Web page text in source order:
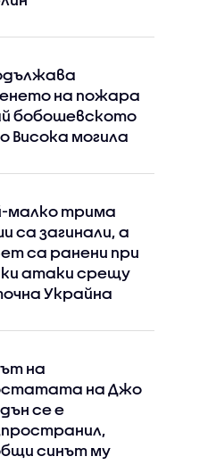
на пожара
бобошевското
Висока могила
малко трима
са загинали, а
са ранени при
атаки срещу
Украйна
на
на Джо
се е
синът му